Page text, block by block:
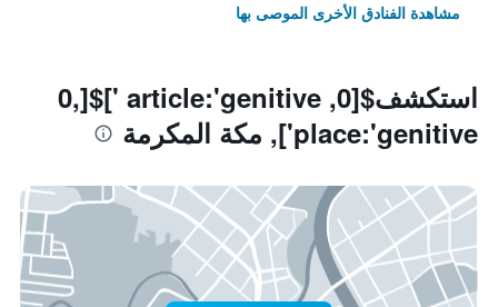
مشاهدة الفنادق الأخرى الموصى بها
استكشف$[0, article:'genitive ']$[0,
place:'genitive'], مكة المكرمة